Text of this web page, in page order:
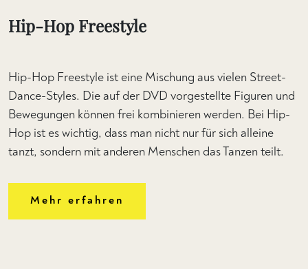
Hip-Hop Freestyle
Hip-Hop Freestyle ist eine Mischung aus vielen Street-
Dance-Styles. Die auf der DVD vorgestellte Figuren und
Bewegungen können frei kombinieren werden. Bei Hip-
Hop ist es wichtig, dass man nicht nur für sich alleine
tanzt, sondern mit anderen Menschen das Tanzen teilt.
Mehr erfahren